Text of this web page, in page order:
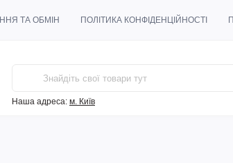
ТА ОБМІН ПОЛІТИКА КОНФІДЕНЦІЙНОСТІ
Наша адреса: м. Київ